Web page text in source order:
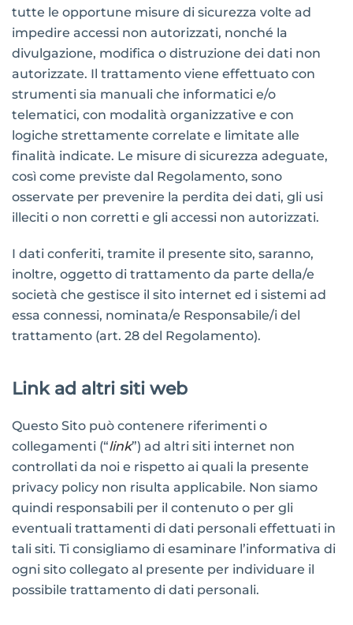
tutte le opportune misure di sicurezza volte ad
impedire accessi non autorizzati, nonché la
divulgazione, modifica o distruzione dei dati non
autorizzate. Il trattamento viene effettuato con
strumenti sia manuali che informatici e/o
telematici, con modalità organizzative e con
logiche strettamente correlate e limitate alle
finalità indicate. Le misure di sicurezza adeguate,
così come previste dal Regolamento, sono
osservate per prevenire la perdita dei dati, gli usi
illeciti o non corretti e gli accessi non autorizzati.
I dati conferiti, tramite il presente sito, saranno,
inoltre, oggetto di trattamento da parte della/e
società che gestisce il sito internet ed i sistemi ad
essa connessi, nominata/e Responsabile/i del
trattamento (art. 28 del Regolamento).
Link ad altri siti web
Questo Sito può contenere riferimenti o
collegamenti (“link”) ad altri siti internet non
controllati da noi e rispetto ai quali la presente
privacy policy non risulta applicabile. Non siamo
quindi responsabili per il contenuto o per gli
eventuali trattamenti di dati personali effettuati in
tali siti. Ti consigliamo di esaminare l’informativa di
ogni sito collegato al presente per individuare il
possibile trattamento di dati personali.